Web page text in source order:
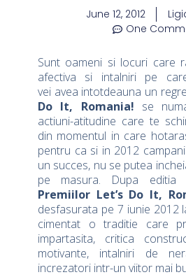
June 12, 2012
One
Sunt oameni si locuri care
afectiva si intalniri pe
vei avea intotdeauna un
Do It, Romania! se
actiuni-atitudine care te
din momentul in care
pentru ca si in 2012
un succes, nu se putea
pe masura. Dupa editia
Premiilor Let’s Do It,
desfasurata pe 7 iunie 2012
cimentat o traditie care
impartasita, critica
motivante, intalniri de
increzatori intr-un viitor mai